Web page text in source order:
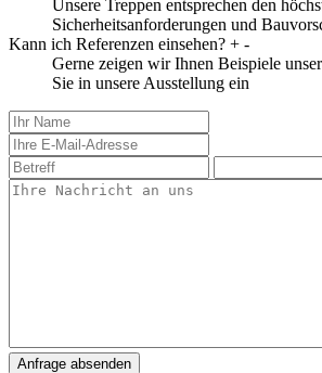
Unsere Treppen entsprechen den
Sicherheitsanforderungen und
Kann ich Referenzen einsehen? + -
Gerne zeigen wir Ihnen Beispiele
Sie in unsere Ausstellung ein
Anfrage absenden